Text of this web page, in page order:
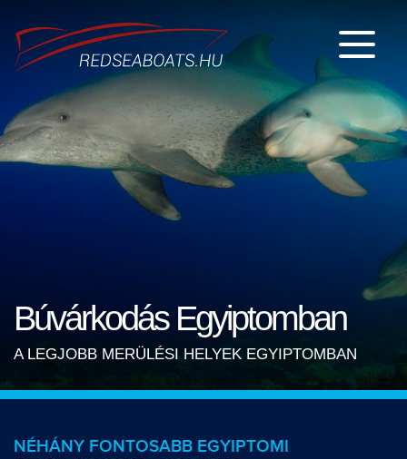
Búvárkodás Egyiptomban
A LEGJOBB MERÜLÉSI HELYEK EGYIPTOMBAN
NÉHÁNY FONTOSABB EGYIPTOMI